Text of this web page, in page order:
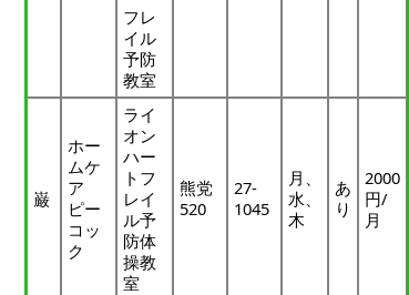
フレ
イル
予防
教室
巌
ホー
ムケ
ア
ピー
コッ
ク
ライ
オン
ハー
トフ
レイ
ル予
防体
操教
室
熊党
520
27-
1045
月、
水、
木
あ
り
2000
円/
月